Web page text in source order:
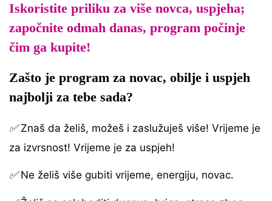
Iskoristite priliku za više novca, uspjeha;
započnite odmah danas, program počinje
čim ga kupite!
Zašto je program za novac, obilje i uspjeh
najbolji za tebe sada?
✅Znaš da želiš, možeš i zaslužuješ više! Vrijeme je
za izvrsnost! Vrijeme je za uspjeh!
✅Ne želiš više gubiti vrijeme, energiju, novac.